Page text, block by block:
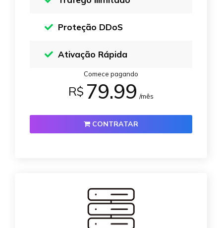
Proteção DDoS
Ativação Rápida
Comece pagando
R$ 79.99 /mês
CONTRATAR